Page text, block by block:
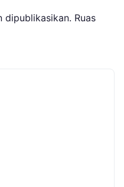
dipublikasikan. Ruas